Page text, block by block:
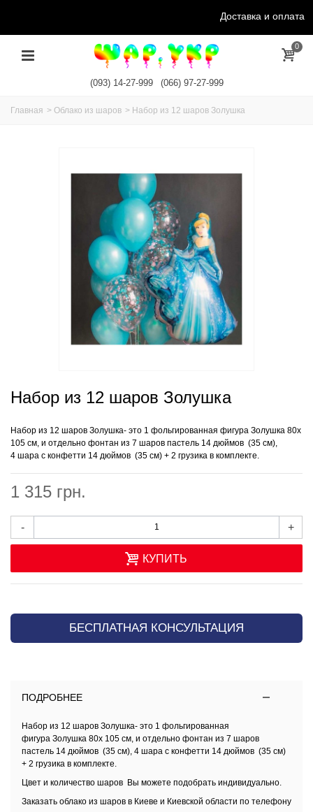
Доставка и оплата
0
(093) 14-27-999 (066) 97-27-999
Главная > Облако из шаров > Набор из 12 шаров Золушка
Набор из 12 шаров Золушка
Набор из 12 шаров Золушка- это 1 фольгированная фигура Золушка 80х
105 см, и отдельно фонтан из 7 шаров пастель 14 дюймов (35 см),
4 шара с конфетти 14 дюймов (35 см) + 2 грузика в комплекте.
1 315 грн.
- +
КУПИТЬ
БЕСПЛАТНАЯ КОНСУЛЬТАЦИЯ
ПОДРОБНЕЕ
Набор из 12 шаров Золушка- это 1 фольгированная
фигура Золушка 80х 105 см, и отдельно фонтан из 7 шаров
пастель 14 дюймов (35 см), 4 шара с конфетти 14 дюймов (35 см)
+ 2 грузика в комплекте.
Цвет и количество шаров Вы можете подобрать индивидуально.
Заказать облако из шаров в Киеве и Киевской области по телефону